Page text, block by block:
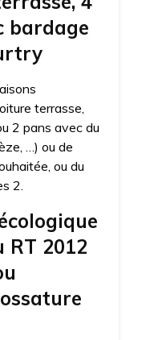
bardage
terrasse,
2 pans avec du
…) ou de
ou du
2.
RT 2012